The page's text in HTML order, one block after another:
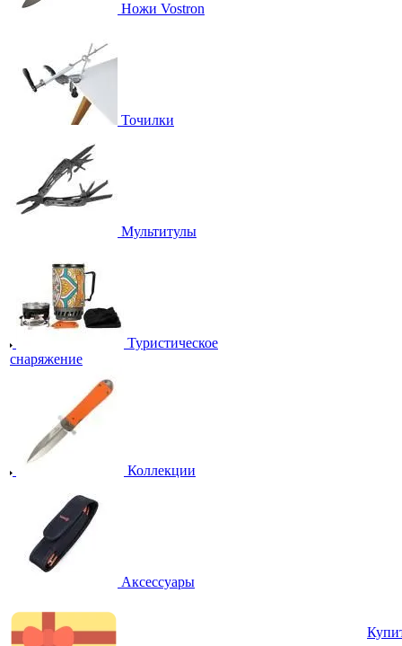
Ножи Vostron
Точилки
Мультитулы
Туристическое
снаряжение
Коллекции
Аксессуары